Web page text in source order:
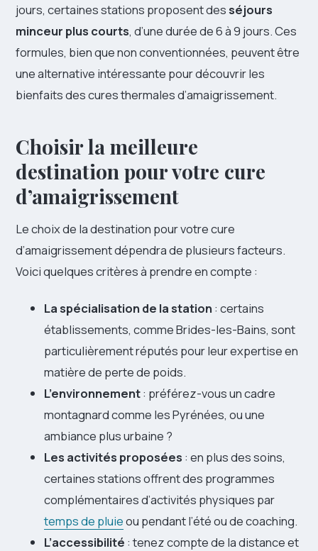
jours, certaines stations proposent desséjours
minceur plus courts, d’une durée de 6 à 9 jours. Ces
formules, bien que non conventionnées, peuvent être
une alternative intéressante pour découvrir les
bienfaits des cures thermales d’amaigrissement.
Choisir la meilleure
destination pour votre cure
d’amaigrissement
Le choix de la destination pour votre cure
d’amaigrissement dépendra de plusieurs facteurs.
Voici quelques critères à prendre en compte :
La spécialisation de la station : certains
établissements, comme Brides-les-Bains, sont
particulièrement réputés pour leur expertise en
matière de perte de poids.
L’environnement: préférez-vous un cadre
montagnard comme les Pyrénées, ou une
ambiance plus urbaine ?
Les activités proposées : en plus des soins,
certaines stations offrent des programmes
complémentaires d’activités physiques par
temps de pluieou pendant l’été ou de coaching.
L’accessibilité : tenez compte de la distance et